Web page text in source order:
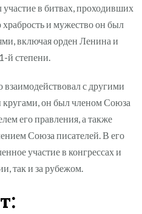
в битвах, проходивших
и мужество он был
включая орден Ленина и
й степени.
с другими
он был членом Союза
его правления, а также
Союза писателей. В его
участие в конгрессах и
так и за рубежом.